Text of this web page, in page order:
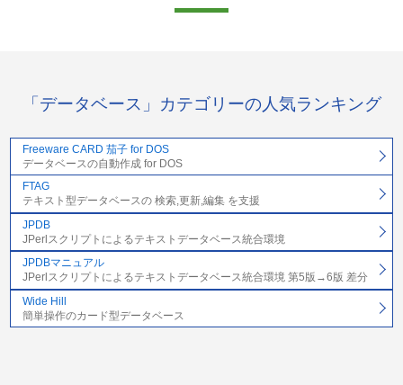
「データベース」カテゴリーの人気ランキング
Freeware CARD 茄子 for DOS
データベースの自動作成 for DOS
FTAG
テキスト型データベースの 検索,更新,編集 を支援
JPDB
JPerlスクリプトによるテキストデータベース統合環境
JPDBマニュアル
JPerlスクリプトによるテキストデータベース統合環境 第5版→6版 差分
Wide Hill
簡単操作のカード型データベース